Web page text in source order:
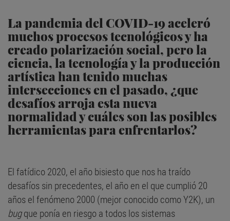
La pandemia del COVID-19 aceleró
muchos procesos tecnológicos y ha
creado polarización social, pero la
ciencia, la tecnología y la producción
artística han tenido muchas
intersecciones en el pasado, ¿que
desafíos arroja esta nueva
normalidad y cuáles son las posibles
herramientas para enfrentarlos?
El fatídico 2020, el año bisiesto que nos ha traído
desafíos sin precedentes, el año en el que cumplió 20
años el fenómeno 2000 (mejor conocido como Y2K), un
bugque ponía en riesgo a todos los sistemas